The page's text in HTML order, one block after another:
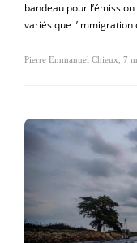
bandeau pour
variés que
Pierre Emmanuel Chieux 7